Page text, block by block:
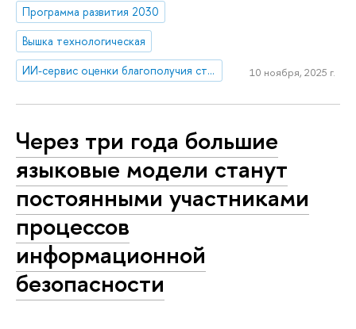
Программа развития 2030
Вышка технологическая
ИИ-сервис оценки благополучия студентов
10 ноября, 2025 г.
Через три года большие
языковые модели станут
постоянными участниками
процессов
информационной
безопасности